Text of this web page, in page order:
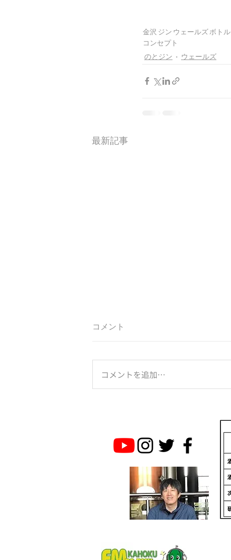
金沢 ジン ウェールズボトル
コンセプト
のとジン
ウェールズ
最新記事
コメント
コメントを追加…